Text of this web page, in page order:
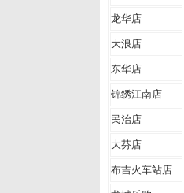
龙华店
大浪店
东华店
锦绣江南店
民治店
大芬店
布吉火车站店